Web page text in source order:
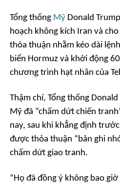
Tổng thống Mỹ Donald
hoạch không kích Iran và
thỏa thuận nhằm kéo dài
biển Hormuz và khởi động
chương trình hạt nhân của
Thậm chí, Tổng thống
Mỹ đã “chấm dứt chiến
nay, sau khi khẳng định
được thỏa thuận “bản ghi
chấm dứt giao tranh.
“Họ đã đồng ý không bao